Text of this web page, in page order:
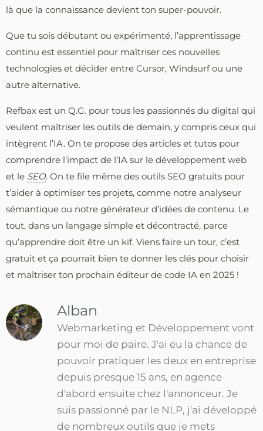
là que la connaissance devient ton super-pouvoir.
Que tu sois débutant ou expérimenté, l’apprentissage
continu est essentiel pour maîtriser ces nouvelles
technologies et décider entre Cursor, Windsurf ou une
autre alternative.
Refbax est un Q.G. pour tous les passionnés du digital qui
veulent maîtriser les outils de demain, y compris ceux qui
intègrent l’IA. On te propose des articles et tutos pour
comprendre l’impact de l’IA sur le développement web
et le SEO. On te file même des outils SEO gratuits pour
t’aider à optimiser tes projets, comme notre analyseur
sémantique ou notre générateur d’idées de contenu. Le
tout, dans un langage simple et décontracté, parce
qu’apprendre doit être un kif. Viens faire un tour, c’est
gratuit et ça pourrait bien te donner les clés pour choisir
et maîtriser ton prochain éditeur de code IA en 2025 !
Alban
Webmarketing et Développement vont
pour moi de paire. J'ai eu la chance de
pouvoir pratiquer les deux en entreprise
depuis presque 15 ans, en agence
d'abord ensuite chez l'annonceur. Je
suis passionné par le NLP, j'ai développé
de nombreux outils que je mets